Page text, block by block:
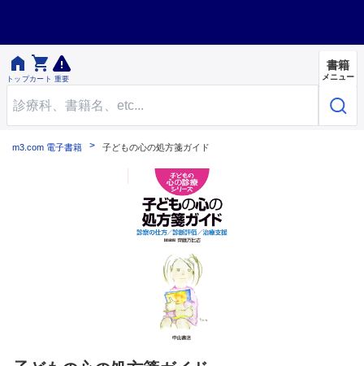

トップ

カート 重要
書籍
メニュー
m3.com 電子書籍 子どもの心の処方箋ガイド